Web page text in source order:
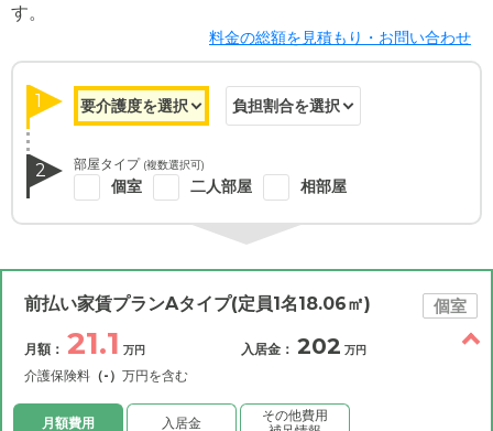
す。
料金の総額を見積もり・お問い合わせ
1
2 部屋タイプ (複数選択可)
個室 二人部屋 相部屋
前払い家賃プランAタイプ(定員1名18.06㎡) 個室
月額： 21.1 万円
介護保険料 （-） 万円を含む
入居金： 202 万円
月額費用 入居金
その他費用